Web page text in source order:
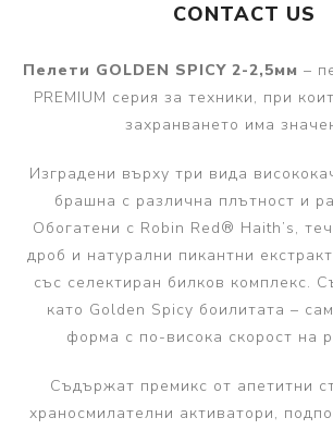
CONTACT US
Пелети GOLDEN SPICY 2-2,5мм –
PREMIUM серия за техники, при
захранването има
Изградени върху три вида
брашна с различна плътност и
Обогатени с Robin Red® Haith’s,
дроб и натурални пикантни
със селектиран билков комплекс.
като Golden Spicy боилитата –
форма с по-висока скорост на
Съдържат премикс от апетитни
храносмилателни активатори,